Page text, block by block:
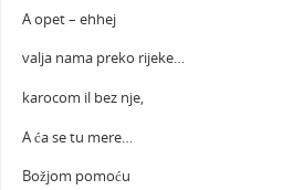
A opet – ehhej
valja nama preko rijeke…
karocom il bez nje,
A ća se tu mere…
Božjom pomoću